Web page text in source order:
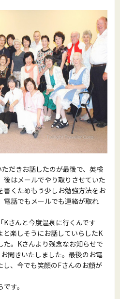
だきお話したのが最後で、英検
後はメールでやり取りさせていた
書くためもう少しお勉強方法をお
電話でもメールでも連絡が取れ
さんと今度温泉に行くんです
と楽しそうにお話していらしたK
た。Kさんより残念なお知らせで
聞きいたしました。最後のお電
し、今でも笑顔のFさんのお顔が
す。